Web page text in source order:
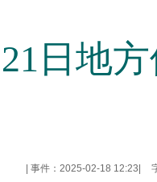
日地
事件：2025-02-18 12:23